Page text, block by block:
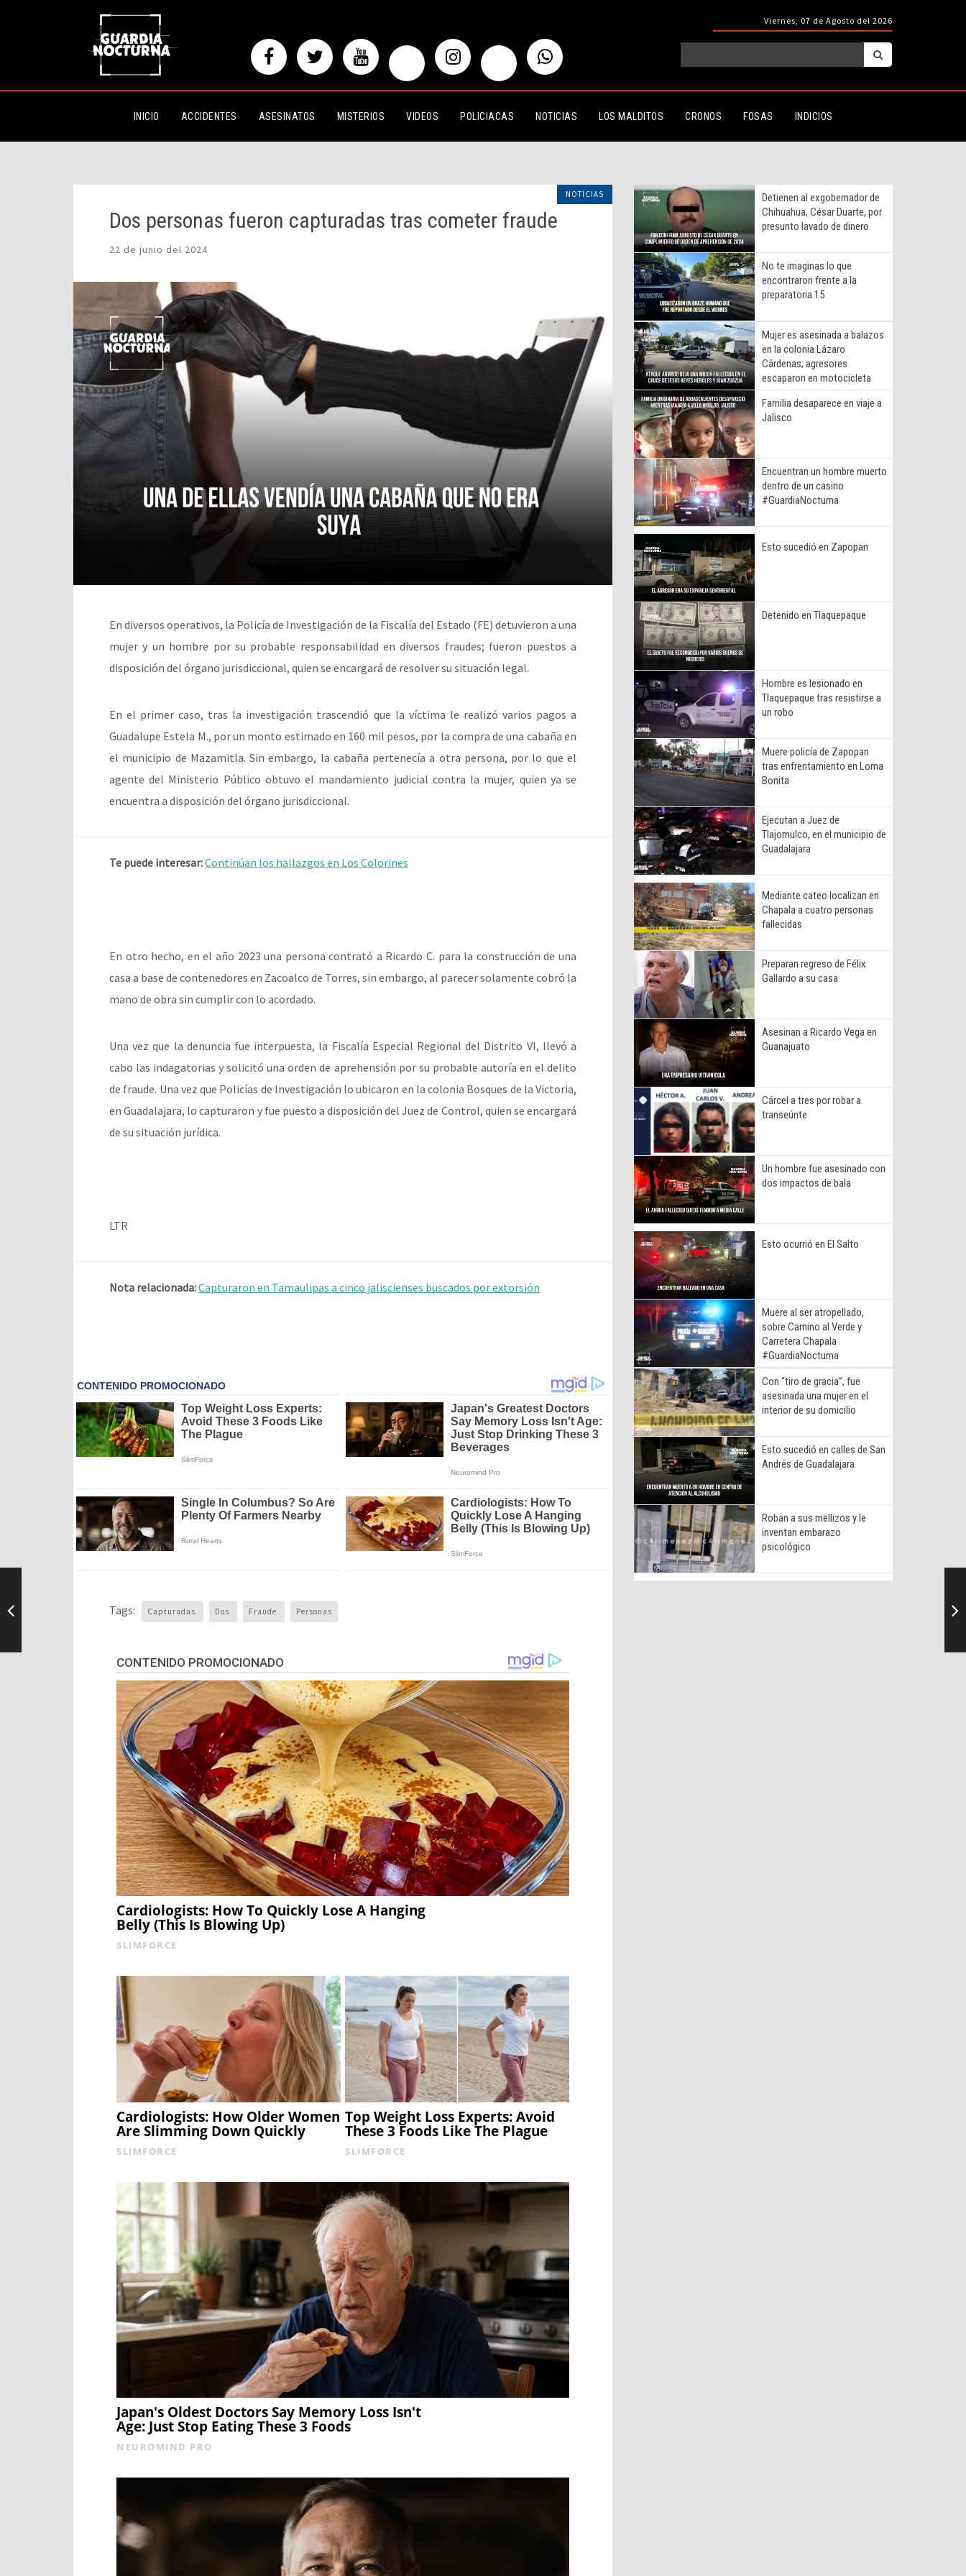
Viernes, 07 de Agosto del 2026
INICIO ACCIDENTES ASESINATOS MISTERIOS VIDEOS POLICIACAS NOTICIAS LOS MALDITOS CRONOS FOSAS INDICIOS
Dos personas fueron capturadas tras cometer fraude
NOTICIAS
Dos personas fueron capturadas tras cometer fraude
22 de junio del 2024
En diversos operativos, la Policía de Investigación de la Fiscalía del Estado (FE) detuvieron a una
mujer y un hombre por su probable responsabilidad en diversos fraudes; fueron puestos a
disposición del órgano jurisdiccional, quien se encargará de resolver su situación legal.
En el primer caso, tras la investigación trascendió que la víctima le realizó varios pagos a
Guadalupe Estela M., por un monto estimado en 160 mil pesos, por la compra de una cabaña en
el municipio de Mazamitla. Sin embargo, la cabaña pertenecía a otra persona, por lo que el
agente del Ministerio Público obtuvo el mandamiento judicial contra la mujer, quien ya se
encuentra a disposición del órgano jurisdiccional.
Te puede interesar:Continúan los hallazgos en Los Colorines
En otro hecho, en el año 2023 una persona contrató a Ricardo C. para la construcción de una
casa a base de contenedores en Zacoalco de Torres, sin embargo, al parecer solamente cobró la
mano de obra sin cumplir con lo acordado.
Una vez que la denuncia fue interpuesta, la Fiscalía Especial Regional del Distrito VI, llevó a
cabo las indagatorias y solicitó una orden de aprehensión por su probable autoría en el delito
de fraude. Una vez que Policías de Investigación lo ubicaron en la colonia Bosques de la Victoria,
en Guadalajara, lo capturaron y fue puesto a disposición del Juez de Control, quien se encargará
de su situación jurídica.
LTR
Nota relacionada:Capturaron en Tamaulipas a cinco jaliscienses buscados por extorsión
Tags: Capturadas Dos Fraude Personas
CONTENIDO PROMOCIONADO
Cardiologists: How To Quickly Lose A Hanging
Belly (This Is Blowing Up)
SLIMFORCE
Cardiologists: How Older Women
Are Slimming Down Quickly
SLIMFORCE
Top Weight Loss Experts: Avoid
These 3 Foods Like The Plague
SLIMFORCE
Japan's Oldest Doctors Say Memory Loss Isn't
Age: Just Stop Eating These 3 Foods
NEUROMIND PRO
Detienen al exgobernador de
Chihuahua, César Duarte, por
presunto lavado de dinero
No te imaginas lo que
encontraron frente a la
preparatoria 15
Mujer es asesinada a balazos
en la colonia Lázaro
Cárdenas; agresores
escaparon en motocicleta
Familia desaparece en viaje a
Jalisco
Encuentran un hombre muerto
dentro de un casino
#GuardiaNocturna
Esto sucedió en Zapopan
Detenido en Tlaquepaque
Hombre es lesionado en
Tlaquepaque tras resistirse a
un robo
Muere policía de Zapopan
tras enfrentamiento en Loma
Bonita
Ejecutan a Juez de
Tlajomulco, en el municipio de
Guadalajara
Mediante cateo localizan en
Chapala a cuatro personas
fallecidas
Preparan regreso de Félix
Gallardo a su casa
Asesinan a Ricardo Vega en
Guanajuato
Cárcel a tres por robar a
transeúnte
Un hombre fue asesinado con
dos impactos de bala
Esto ocurrió en El Salto
Muere al ser atropellado,
sobre Camino al Verde y
Carretera Chapala
#GuardiaNocturna
Con “tiro de gracia”, fue
asesinada una mujer en el
interior de su domicilio
Esto sucedió en calles de San
Andrés de Guadalajara
Roban a sus mellizos y le
inventan embarazo
psicológico